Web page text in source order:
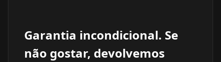
Garantia incondicional. Se
não gostar, devolvemos